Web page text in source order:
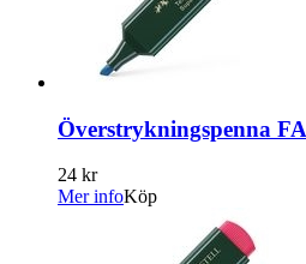
Överstrykningspenna
24 kr
Mer infoKöp